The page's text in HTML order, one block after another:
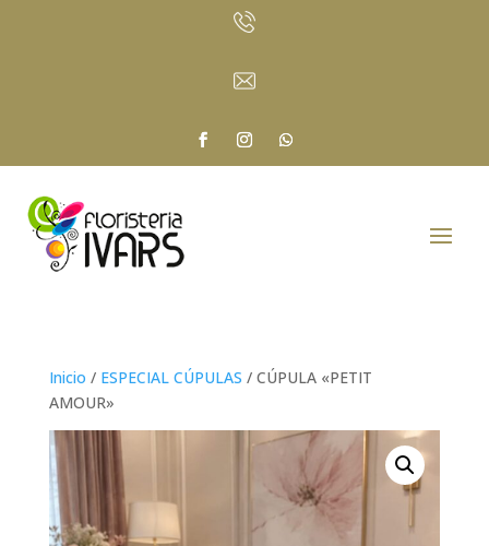
Inicio / ESPECIAL CÚPULAS / CÚPULA «PETIT
AMOUR»